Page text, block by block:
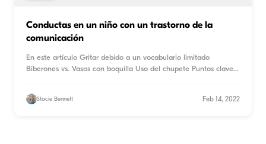
Conductas en un niño con un trastorno de la
comunicación
En este artículo Gritar debido a un vocabulario limitado
Biberones vs. Vasos con boquilla Uso del chupete Puntos clave
Stacie Bennett Feb 14, 2022